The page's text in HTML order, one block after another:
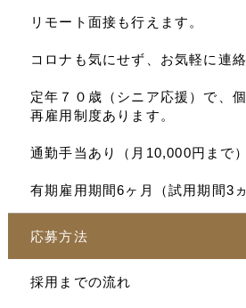
リモート面接も行えます。
コロナも気にせず、お気軽に連絡
定年７０歳（シニア応援）で、
再雇用制度あります。
通勤手当あり（月10,000円まで）
有期雇用期間6ヶ月（試用期間3ヵ
応募方法
採用までの流れ